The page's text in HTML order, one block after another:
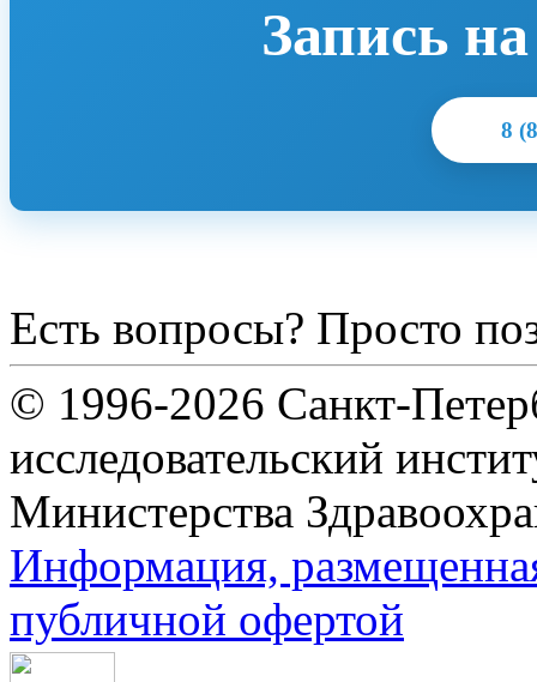
Запись
8
Есть вопросы? Просто
© 1996-2026 Санкт-
исследовательский
Министерства
Информация,
публичной офертой